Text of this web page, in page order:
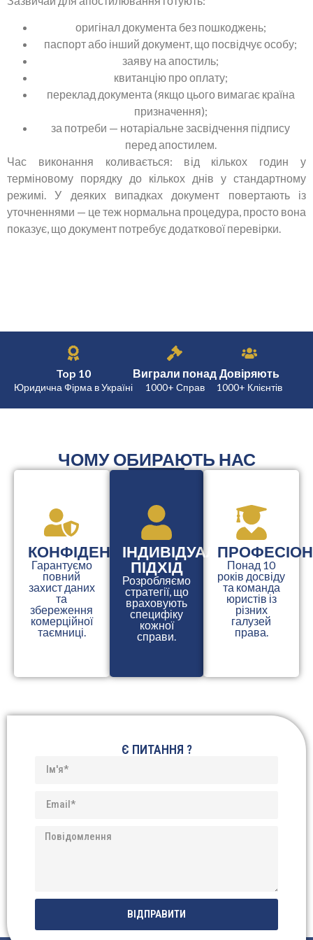
оригінал документа без пошкоджень;
паспорт або інший документ, що посвідчує особу;
заяву на апостиль;
квитанцію про оплату;
переклад документа (якщо цього вимагає країна
призначення);
за потреби — нотаріальне засвідчення підпису
перед апостилем.
Час виконання коливається: від кількох годин у
терміновому порядку до кількох днів у стандартному
режимі. У деяких випадках документ повертають із
уточненнями — це теж нормальна процедура, просто вона
показує, що документ потребує додаткової перевірки.
Top 10
Юридична Фірма в Україні
Виграли понад
1000+ Справ
Довіряють
1000+ Клієнтів
ЧОМУ ОБИРАЮТЬ НАС
КОНФІДЕНЦІЙНІСТЬ
Гарантуємо
повний
захист даних
та
збереження
комерційної
таємниці.
ІНДИВІДУАЛЬНИЙ
ПІДХІД
Розробляємо
стратегії, що
враховують
специфіку
кожної
справи.
Понад 10
років досвіду
та команда
юристів із
різних
галузей
права.
Є ПИТАННЯ ?
ВІДПРАВИТИ